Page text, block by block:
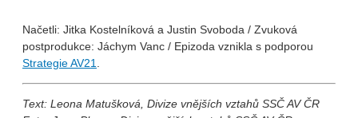
Načetli: Jitka Kostelníková a Justin Svoboda / Zvuková
postprodukce: Jáchym Vanc / Epizoda vznikla s podporou
Strategie AV21.
Text: Leona Matušková, Divize vnějších vztahů SSČ AV ČR